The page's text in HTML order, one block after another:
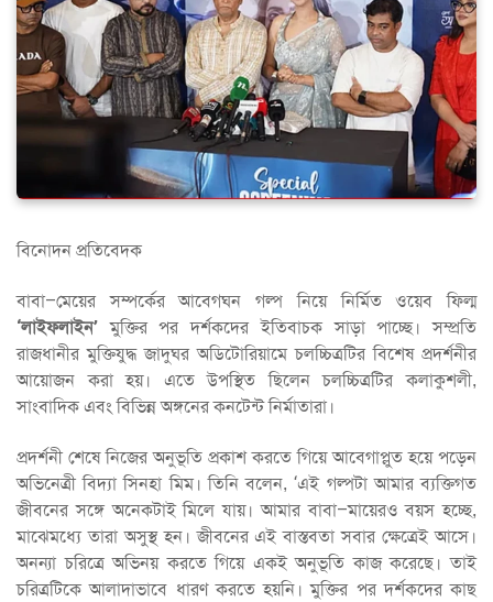
বিনোদন প্রতিবেদক
বাবা–মেয়ের সম্পর্কের আবেগঘন গল্প নিয়ে নির্মিত ওয়েব ফিল্ম
‘লাইফলাইন’ মুক্তির পর দর্শকদের ইতিবাচক সাড়া পাচ্ছে। সম্প্রতি
রাজধানীর মুক্তিযুদ্ধ জাদুঘর অডিটোরিয়ামে চলচ্চিত্রটির বিশেষ প্রদর্শনীর
আয়োজন করা হয়। এতে উপস্থিত ছিলেন চলচ্চিত্রটির কলাকুশলী,
সাংবাদিক এবং বিভিন্ন অঙ্গনের কনটেন্ট নির্মাতারা।
প্রদর্শনী শেষে নিজের অনুভূতি প্রকাশ করতে গিয়ে আবেগাপ্লুত হয়ে পড়েন
অভিনেত্রী বিদ্যা সিনহা মিম। তিনি বলেন, ‘এই গল্পটা আমার ব্যক্তিগত
জীবনের সঙ্গে অনেকটাই মিলে যায়। আমার বাবা–মায়েরও বয়স হচ্ছে,
মাঝেমধ্যে তারা অসুস্থ হন। জীবনের এই বাস্তবতা সবার ক্ষেত্রেই আসে।
অনন্যা চরিত্রে অভিনয় করতে গিয়ে একই অনুভূতি কাজ করেছে। তাই
চরিত্রটিকে আলাদাভাবে ধারণ করতে হয়নি। মুক্তির পর দর্শকদের কাছ